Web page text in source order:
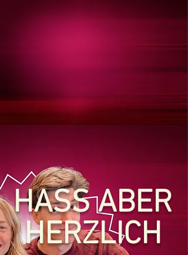
HASS ABER
HERZLICH